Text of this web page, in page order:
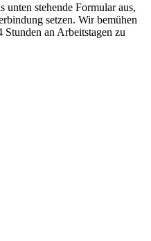
unten stehende Formular aus,
setzen. Wir bemühen
an Arbeitstagen zu